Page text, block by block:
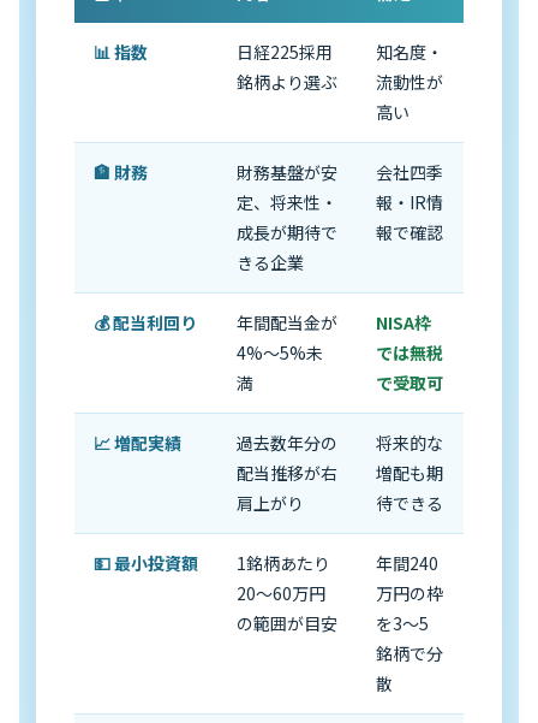
📊 指数
日経225採用
銘柄より選ぶ
知名度・
流動性が
高い
🏦 財務
財務基盤が安
定、将来性・
成長が期待で
きる企業
会社四季
報・IR情
報で確認
💰 配当利回り
年間配当金が
4%〜5%未
満
NISA枠
では無税
で受取可
📈 増配実績
過去数年分の
配当推移が右
肩上がり
将来的な
増配も期
待できる
💵 最小投資額
1銘柄あたり
20〜60万円
の範囲が目安
年間240
万円の枠
を3〜5
銘柄で分
散